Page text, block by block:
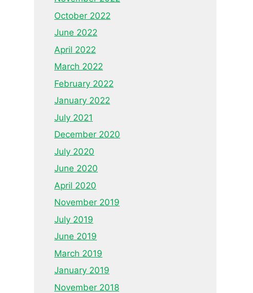
October 2022
June 2022
April 2022
March 2022
February 2022
January 2022
July 2021
December 2020
July 2020
June 2020
April 2020
November 2019
July 2019
June 2019
March 2019
January 2019
November 2018